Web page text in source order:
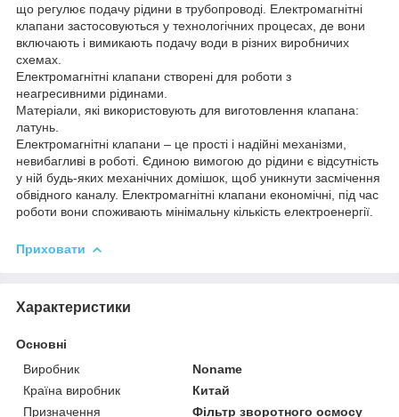
що регулює подачу рідини в трубопроводі. Електромагнітні
клапани застосовуються у технологічних процесах, де вони
включають і вимикають подачу води в різних виробничих
схемах.
Електромагнітні клапани створені для роботи з
неагресивними рідинами.
Матеріали, які використовують для виготовлення клапана:
латунь.
Електромагнітні клапани – це прості і надійні механізми,
невибагливі в роботі. Єдиною вимогою до рідини є відсутність
у ній будь-яких механічних домішок, щоб уникнути засмічення
обвідного каналу. Електромагнітні клапани економічні, під час
роботи вони споживають мінімальну кількість електроенергії.
Приховати
Характеристики
Основні
Виробник
Noname
Країна виробник
Китай
Призначення
Фільтр зворотного осмосу